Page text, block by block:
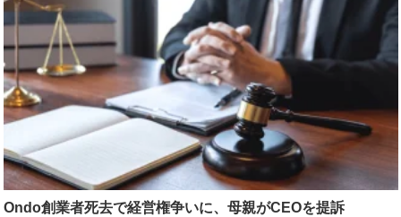
Ondo創業者死去で経営権争いに、母親がCEOを提訴